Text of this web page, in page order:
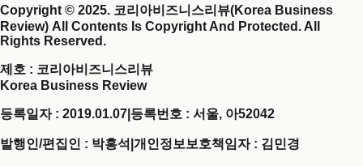
Copyright © 2025. 코리아비즈니스리뷰(Korea Business
Review) All Contents Is Copyright And Protected. All
Rights Reserved.
제호 : 코리아비즈니스리뷰
Korea Business Review
등록일자 : 2019.01.07 등록번호 : 서울, 아52042
발행인/편집인 : 박홍석 개인정보보호책임자 : 김민경